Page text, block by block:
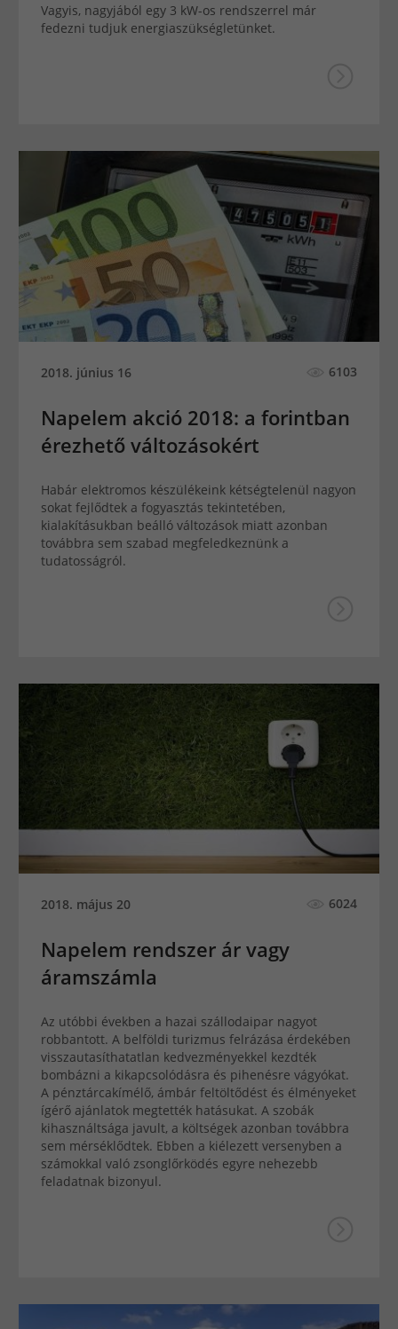
Vagyis, nagyjából egy 3 kW-os rendszerrel már
fedezni tudjuk energiaszükségletünket.
2018. június 16 6103
Napelem akció 2018: a forintban
érezhető változásokért
Habár elektromos készülékeink kétségtelenül nagyon
sokat fejlődtek a fogyasztás tekintetében,
kialakításukban beálló változások miatt azonban
továbbra sem szabad megfeledkeznünk a
tudatosságról.
2018. május 20 6024
Napelem rendszer ár vagy
áramszámla
Az utóbbi években a hazai szállodaipar nagyot
robbantott. A belföldi turizmus felrázása érdekében
visszautasíthatatlan kedvezményekkel kezdték
bombázni a kikapcsolódásra és pihenésre vágyókat.
A pénztárcakímélő, ámbár feltöltődést és élményeket
ígérő ajánlatok megtették hatásukat. A szobák
kihasználtsága javult, a költségek azonban továbbra
sem mérséklődtek. Ebben a kiélezett versenyben a
számokkal való zsonglőrködés egyre nehezebb
feladatnak bizonyul.